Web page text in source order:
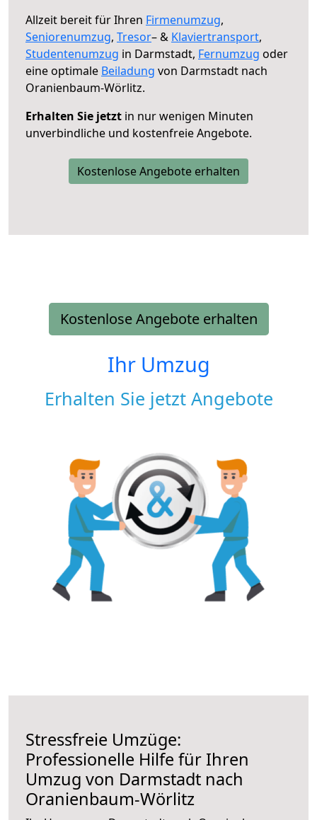
Allzeit bereit für Ihren Firmenumzug,
Seniorenumzug, Tresor– & Klaviertransport,
Studentenumzug in Darmstadt, Fernumzug oder
eine optimale Beiladung von Darmstadt nach
Oranienbaum-Wörlitz.
Erhalten Sie jetzt in nur wenigen Minuten
unverbindliche und kostenfreie Angebote.
Kostenlose Angebote erhalten
Kostenlose Angebote erhalten
Ihr Umzug
Erhalten Sie jetzt Angebote
Stressfreie Umzüge:
Professionelle Hilfe für Ihren
Umzug von Darmstadt nach
Oranienbaum-Wörlitz